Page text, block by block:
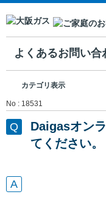
よくあるお問い合
カテゴリ表示
No : 18531
Daigasオン
てください。